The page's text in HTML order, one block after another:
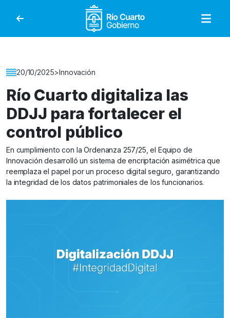
Gobierno de Río
Detalle de la Noticia
20/10/2025>Innovación
Río Cuarto digitaliza las
DDJJ para fortalecer el
control público
En cumplimiento con la Ordenanza 257/25, el Equipo de
Innovación desarrolló un sistema de encriptación asimétrica que
reemplaza el papel por un proceso digital seguro, garantizando
la integridad de los datos patrimoniales de los funcionarios.